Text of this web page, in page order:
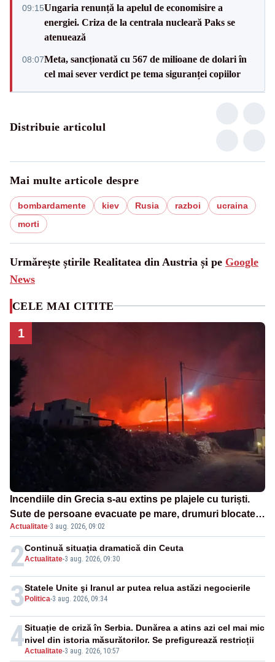
09:15Ungaria renunță la apelul de economisire a
energiei. Criza de la centrala nucleară Paks se
atenuează
08:07Meta, sancționată cu 567 de milioane de dolari în
cel mai sever verdict pe tema siguranței copiilor
Distribuie articolul
Mai multe articole despre
bombardamente kiev Rusia razboi
ucraina
morti
Urmărește știrile Realitatea din Austria și pe Google
News
CELE MAI CITITE
1
Incendiile din Grecia s-au extins pe plajele cu turiști.
Sute de persoane evacuate pe mare, drumuri blocate
de flăcări
Actualitate·3 aug. 2026, 09:02
2Actualitate-3 aug. 2026, 09:30
Continuă situația dramatică din Ceuta
3 Politica-3 aug. 2026, 09:34
Statele Unite şi Iranul ar putea relua astăzi negocierile
4Actualitate-3 aug. 2026, 10:57
Situație de criză în Serbia. Dunărea a atins azi cel mai mic
nivel din istoria măsurătorilor. Se prefigurează restricții